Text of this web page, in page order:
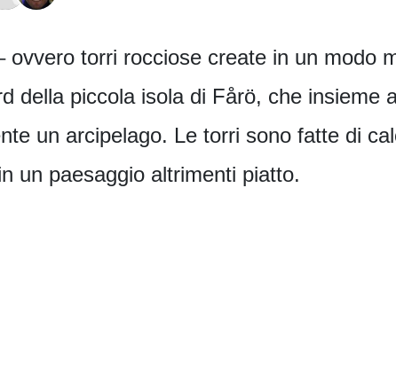
ovvero torri rocciose create in un modo
della piccola isola di Fårö, che insieme
un arcipelago. Le torri sono fatte di
un paesaggio altrimenti piatto.